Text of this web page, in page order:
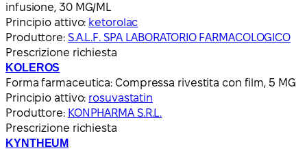
infusione, 30 MG/ML
Principio attivo: ketorolac
Produttore: S.A.L.F. SPA LABORATORIO FARMACOLOGICO
Prescrizione richiesta
KOLEROS
Forma farmaceutica: Compressa rivestita con film, 5 MG
Principio attivo: rosuvastatin
Produttore: KONPHARMA S.R.L.
Prescrizione richiesta
KYNTHEUM